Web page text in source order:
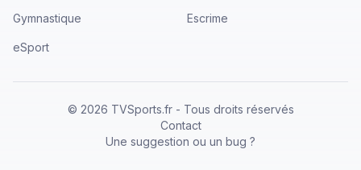
Gymnastique Escrime
eSport
© 2026 TVSports.fr - Tous droits réservés
Contact
Une suggestion ou un bug ?